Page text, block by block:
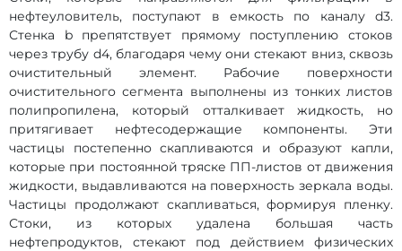
нефтеуловитель, поступают в емкость по каналу d3.
Стенка b препятствует прямому поступлению стоков
через трубу d4, благодаря чему они стекают вниз, сквозь
очистительный элемент. Рабочие поверхности
очистительного сегмента выполнены из тонких листов
полипропилена, который отталкивает жидкость, но
притягивает нефтесодержащие компоненты. Эти
частицы постепенно скапливаются и образуют капли,
которые при постоянной тряске ПП-листов от движения
жидкости, выдавливаются на поверхность зеркала воды.
Частицы продолжают скапливаться, формируя пленку.
Стоки, из которых удалена большая часть
нефтепродуктов, стекают под действием физических